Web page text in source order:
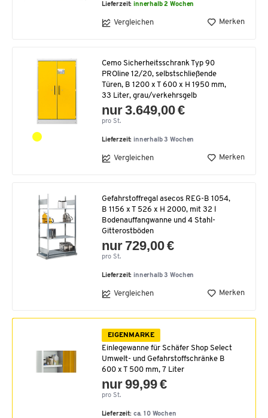
Lieferzeit:innerhalb 2 Wochen
Vergleichen Merken
Cemo Sicherheitsschrank Typ 90
PROline 12/20, selbstschließende
Türen, B 1200 x T 600 x H 1950 mm,
33 Liter, grau/verkehrsgelb
nur 3.649,00 €
pro St.
Lieferzeit: innerhalb 3 Wochen
Vergleichen Merken
Gefahrstoffregal asecos REG-B 1054,
B 1156 x T 526 x H 2000, mit 32 l
Bodenauffangwanne und 4 Stahl-
Gitterostböden
nur 729,00 €
pro St.
Lieferzeit: innerhalb 3 Wochen
Vergleichen Merken
EIGENMARKE
Einlegewanne für Schäfer Shop Select
Umwelt- und Gefahrstoffschränke B
600 x T 500 mm, 7 Liter
nur 99,99 €
pro St.
Lieferzeit: ca. 10 Wochen